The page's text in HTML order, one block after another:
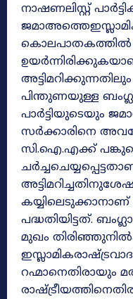
നാഷണലിസ്റ്റ്
കൊലപാതകത്തിൽ
പിന്തുണയുള്ള
പാർട്ടിയുടെയും
സർക്കാരിനെ
സി.ഐ.എക്ക്
പദ്ധതിയിട്ടത്.
മുഖം
റഹ്മാനെതിരായും